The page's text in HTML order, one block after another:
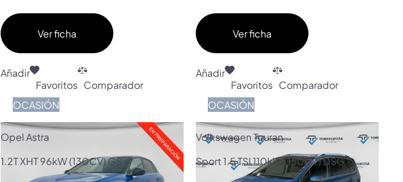
Ver ficha
Añadir
Favoritos Comparador
Ver ficha
Añadir
Favoritos Comparador
OCASIÓN
Opel Astra
1.2T XHT 96kW (130CV) GS
OCASIÓN
Volkswagen Touran
Sport 1.5 TSI 110kW (150CV) DSG